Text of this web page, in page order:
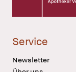
Service
Newsletter